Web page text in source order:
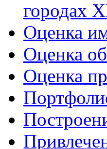
Оценка
Оценка
Оценка